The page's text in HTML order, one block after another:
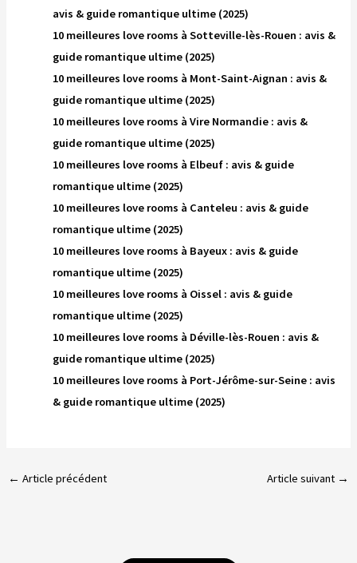
avis & guide romantique ultime (2025)
10 meilleures love rooms à Sotteville-lès-Rouen : avis &
guide romantique ultime (2025)
10 meilleures love rooms à Mont-Saint-Aignan : avis &
guide romantique ultime (2025)
10 meilleures love rooms à Vire Normandie : avis &
guide romantique ultime (2025)
10 meilleures love rooms à Elbeuf : avis & guide
romantique ultime (2025)
10 meilleures love rooms à Canteleu : avis & guide
romantique ultime (2025)
10 meilleures love rooms à Bayeux : avis & guide
romantique ultime (2025)
10 meilleures love rooms à Oissel : avis & guide
romantique ultime (2025)
10 meilleures love rooms à Déville-lès-Rouen : avis &
guide romantique ultime (2025)
10 meilleures love rooms à Port-Jérôme-sur-Seine : avis
& guide romantique ultime (2025)
← Article précédent Article suivant →